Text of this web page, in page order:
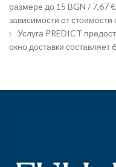
размере до 15 BGN / 7,67
зависимости от
Услуга PREDICT
окно доставки составляет